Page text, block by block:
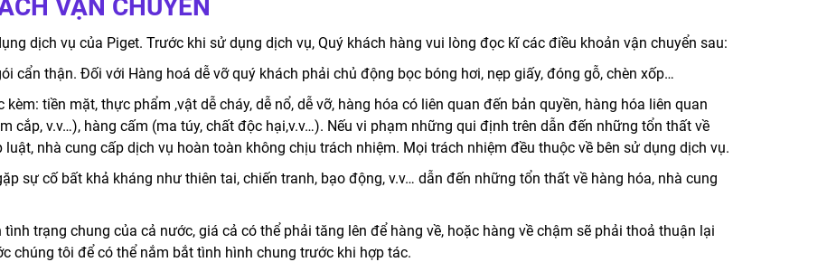
VẬN CHUYỂN
dịch vụ của Piget. Trước khi sử dụng dịch vụ, Quý khách hàng vui lòng đọc kĩ các điều khoản vận chuyển sau:
cẩn thận. Đối với Hàng hoá dễ vỡ quý khách phải chủ động bọc bóng hơi, nẹp giấy, đóng gỗ, chèn xốp…
tiền mặt, thực phẩm ,vật dễ cháy, dễ nổ, dễ vỡ, hàng hóa có liên quan đến bản quyền, hàng hóa liên quan
cắp, v.v…), hàng cấm (ma túy, chất độc hại,v.v…). Nếu vi phạm những qui định trên dẫn đến những tổn thất về
nhà cung cấp dịch vụ hoàn toàn không chịu trách nhiệm. Mọi trách nhiệm đều thuộc về bên sử dụng dịch vụ.
sự cố bất khả kháng như thiên tai, chiến tranh, bạo động, v.v… dẫn đến những tổn thất về hàng hóa, nhà cung
trạng chung của cả nước, giá cả có thể phải tăng lên để hàng về, hoặc hàng về chậm sẽ phải thoả thuận lại
chúng tôi để có thể nắm bắt tình hình chung trước khi hợp tác.